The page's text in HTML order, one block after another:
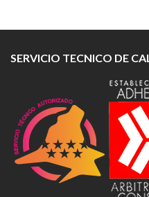
SERVICIO TECNICO DE